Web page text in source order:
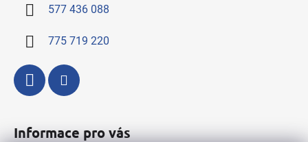
577 436 088
775 719 220
Informace pro vás